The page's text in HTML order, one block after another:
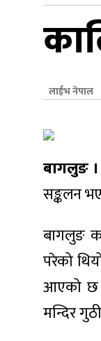
लाईभ नेपाल
बागलुङ ।
सङ्कलन
बागलुङ
परेको
आएको छ
मन्दिर